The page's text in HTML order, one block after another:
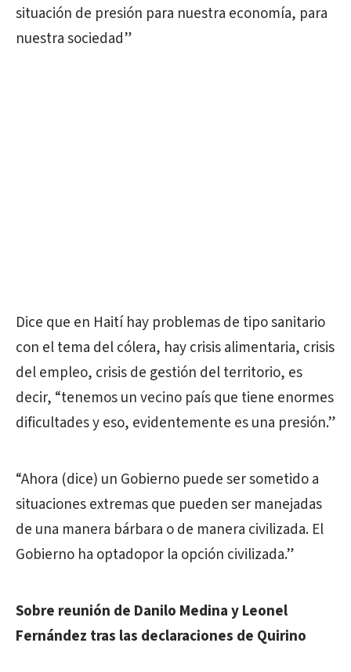
situación de presión para nuestra economía, para
nuestra sociedad”
Dice que en Haití hay problemas de tipo sanitario
con el tema del cólera, hay crisis alimentaria, crisis
del empleo, crisis de gestión del territorio, es
decir, “tenemos un vecino país que tiene enormes
dificultades y eso, evidentemente es una presión.”
“Ahora (dice) un Gobierno puede ser sometido a
situaciones extremas que pueden ser manejadas
de una manera bárbara o de manera civilizada. El
Gobierno ha optadopor la opción civilizada.”
Sobre reunión de Danilo Medina y Leonel
Fernández tras las declaraciones de Quirino